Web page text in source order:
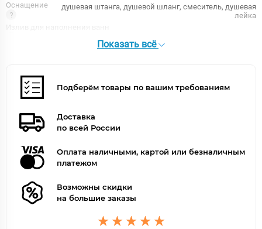
Оснащение
душевая штанга, душевой шланг, смеситель, душевая
лейка
Излив для наполнения ванн
Внешнее исполнение
Поверхность
Форма
Цвет точно
Брашированное золото
Показать всё
Подберём товары по вашим требованиям
Доставка
по всей России
Оплата наличными, картой или безналичным
платежом
Возможны скидки
на большие заказы